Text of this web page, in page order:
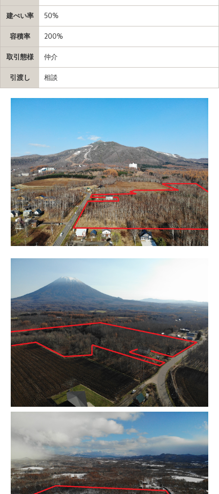
建ぺい率 50%
容積率 200%
取引態様 仲介
引渡し 相談